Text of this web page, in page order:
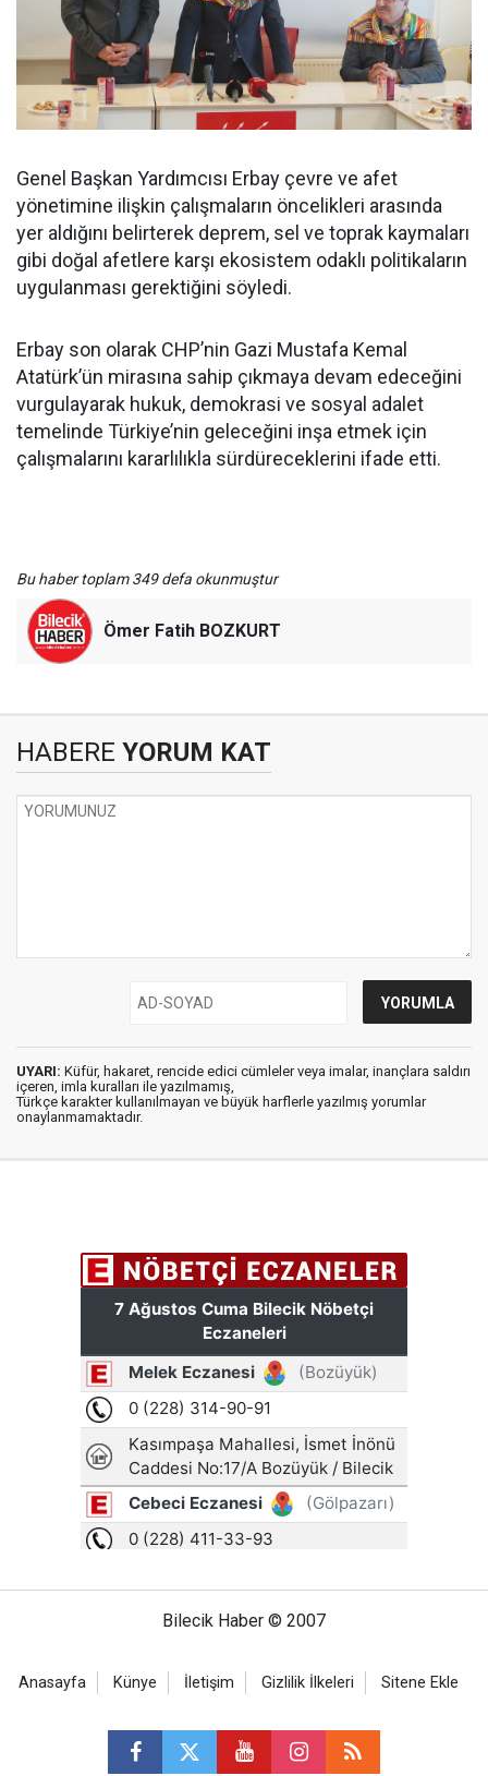
Genel Başkan Yardımcısı Erbay çevre ve afet
yönetimine ilişkin çalışmaların öncelikleri arasında
yer aldığını belirterek deprem, sel ve toprak kaymaları
gibi doğal afetlere karşı ekosistem odaklı politikaların
uygulanması gerektiğini söyledi.
Erbay son olarak CHP’nin Gazi Mustafa Kemal
Atatürk’ün mirasına sahip çıkmaya devam edeceğini
vurgulayarak hukuk, demokrasi ve sosyal adalet
temelinde Türkiye’nin geleceğini inşa etmek için
çalışmalarını kararlılıkla sürdüreceklerini ifade etti.
Bu haber toplam 349 defa okunmuştur
Ömer Fatih BOZKURT
HABERE YORUM KAT
UYARI: Küfür, hakaret, rencide edici cümleler veya imalar, inançlara saldırı
içeren, imla kuralları ile yazılmamış,
Türkçe karakter kullanılmayan ve büyük harflerle yazılmış yorumlar
onaylanmamaktadır.
Bilecik Haber © 2007
Anasayfa Künye İletişim Gizlilik İlkeleri Sitene Ekle